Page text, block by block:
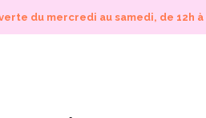
du mercredi au samedi, de 12h à